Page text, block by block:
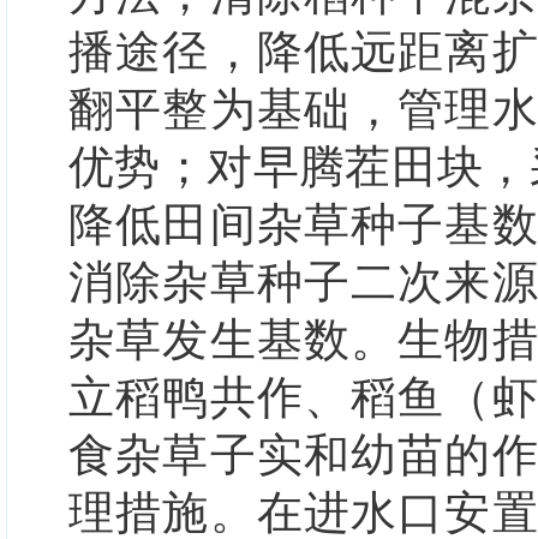
播途径，降低远距离
翻平整为基础，管理
优势；对早腾茬田块
降低田间杂草种子基
消除杂草种子二次来
杂草发生基数。生物
立稻鸭共作、稻鱼（
食杂草子实和幼苗的
理措施。 在进水口安